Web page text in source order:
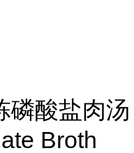
磷酸盐肉汤
Broth